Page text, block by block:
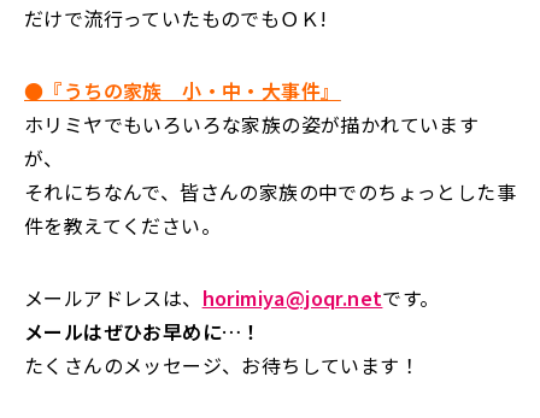
だけで流行っていたものでもＯＫ!
●『うちの家族 小・中・大事件』
ホリミヤでもいろいろな家族の姿が描かれています
が、
それにちなんで、皆さんの家族の中でのちょっとした事
件を教えてください。
メールアドレスは、 horimiya@joqr.netです。
メールはぜひお早めに…！
たくさんのメッセージ、お待ちしています！